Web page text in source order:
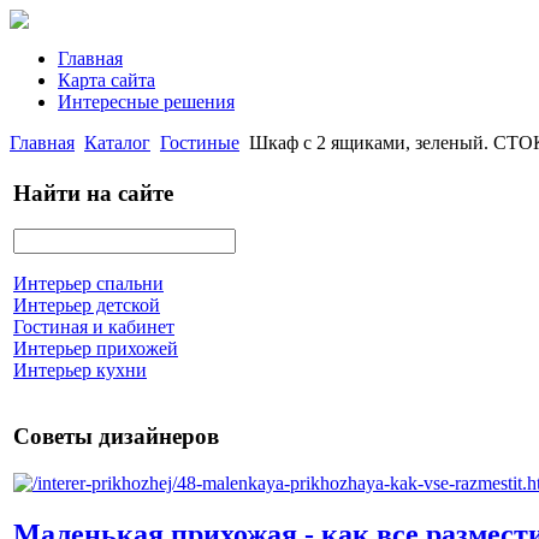
Главная
Карта сайта
Интересные решения
Главная Каталог Гостиные Шкаф с 2 ящиками, зеленый.
Найти на сайте
Интерьер спальни
Интерьер детской
Гостиная и кабинет
Интерьер прихожей
Интерьер кухни
Советы дизайнеров